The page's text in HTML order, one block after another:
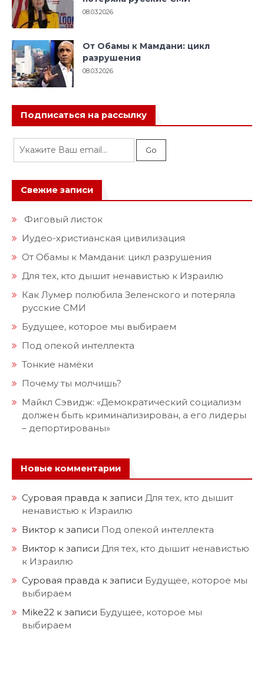
08.03.2026
От Обамы к Мамдани: цикл
разрушения
08.03.2026
Подписаться на рассылку
Свежие записи
Фиговый листок
Иудео-христианская цивилизация
От Обамы к Мамдани: цикл разрушения
Для тех, кто дышит ненавистью к Израилю
Как Лумер полюбила Зеленского и потеряла
русские СМИ
Будущее, которое мы выбираем
Под опекой интеллекта
Тонкие намёки
Почему ты молчишь?
Майкл Сэвидж: «Демократический социализм
должен быть криминализирован, а его лидеры
– депортированы»
Новые комментарии
Суровая правда к записи Для тех, кто дышит
ненавистью к Израилю
Виктор к записи Под опекой интеллекта
Виктор к записи Для тех, кто дышит ненавистью
к Израилю
Суровая правда к записи Будущее, которое мы
выбираем
Mike22 к записи Будущее, которое мы
выбираем